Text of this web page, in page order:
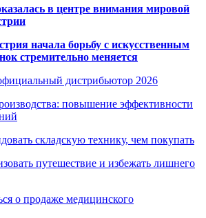
в центре внимания мировой
начала борьбу с искусственным
стремительно меняется
дистрибьютор 2026
повышение эффективности
складскую технику, чем покупать
путешествие и избежать лишнего
о продаже медицинского